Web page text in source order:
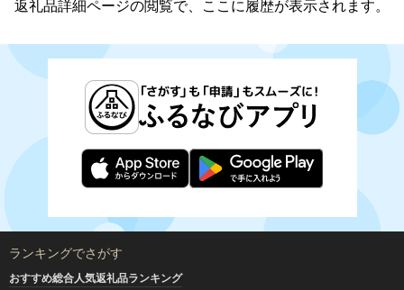
返礼品詳細ページの閲覧で、ここに履歴が表示されます。
ランキングでさがす
おすすめ総合人気返礼品ランキング